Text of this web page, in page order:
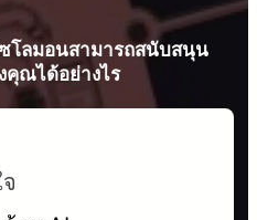
โลมอนสามารถสนับสนุน
คุณได้อย่างไร